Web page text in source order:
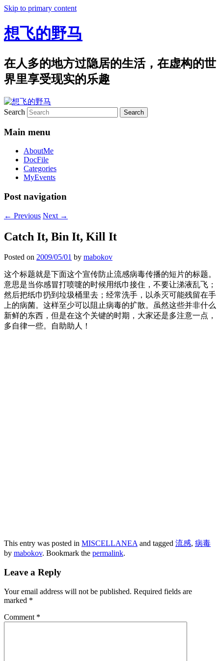
Skip to primary content
想飞的野马
在人多的地方过隐居的生活，在虚构的世
界里享受现实的乐趣
Search
Main menu
AboutMe
DocFile
Categories
MyEvents
Post navigation
← Previous Next →
Catch It, Bin It, Kill It
Posted on 2009/05/01 by mabokov
这个标题就是下面这个宣传防止流感病毒传播的短片的标题。
意思是当你感冒打喷嚏的时候用纸巾接住，不要让涕液乱飞；
然后把纸巾扔到垃圾桶里去；经常洗手，以杀灭可能残留在手
上的病菌。这样至少可以阻止病毒的扩散。虽然这些并非什么
新鲜的东西，但是在这个关键的时期，大家还是多注意一点，
多自律一些。自助助人！
This entry was posted in MISCELLANEAand tagged 流感, 病毒
by mabokov. Bookmark the permalink.
Leave a Reply
Your email address will not be published. Required fields are
marked *
Comment *